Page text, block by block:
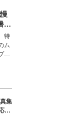
か
の
し
さ
特
ム
ラ
ご
の集
じ